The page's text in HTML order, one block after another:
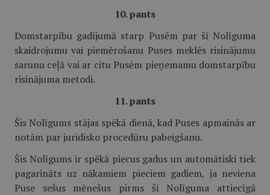
10. pants
Domstarpību gadījumā starp Pusēm par šī Nolīguma
skaidrojumu vai piemērošanu Puses meklēs risinājumu
sarunu ceļā vai ar citu Pusēm pieņemamu domstarpību
risinājuma metodi.
11. pants
Šis Nolīgums stājas spēkā dienā, kad Puses apmainās ar
notām par juridisko procedūru pabeigšanu.
Šis Nolīgums ir spēkā piecus gadus un automātiski tiek
pagarināts uz nākamiem pieciem gadiem, ja neviena
Puse sešus mēnešus pirms šī Nolīguma attiecīgā